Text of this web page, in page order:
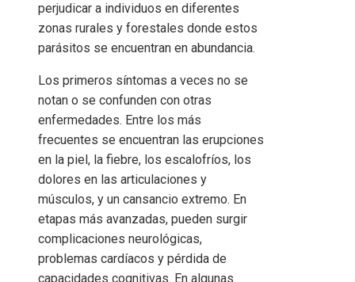
perjudicar a individuos en diferentes
zonas rurales y forestales donde estos
parásitos se encuentran en abundancia.
Los primeros síntomas a veces no se
notan o se confunden con otras
enfermedades. Entre los más
frecuentes se encuentran las erupciones
en la piel, la fiebre, los escalofríos, los
dolores en las articulaciones y
músculos, y un cansancio extremo. En
etapas más avanzadas, pueden surgir
complicaciones neurológicas,
problemas cardíacos y pérdida de
capacidades cognitivas. En algunas